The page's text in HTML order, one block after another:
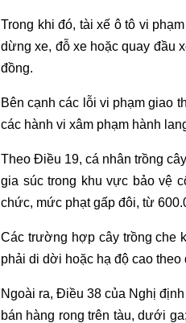
Trong khi đó, tài xế ô tô vi
dừng xe, đỗ xe hoặc quay đầu
đồng.
Bên cạnh các lỗi vi phạm giao
các hành vi xâm phạm hành
Theo Điều 19, cá nhân trồng
gia súc trong khu vực bảo vệ
chức, mức phạt gấp đôi, từ
Các trường hợp cây trồng che
phải di dời hoặc hạ độ cao theo
Ngoài ra, Điều 38 của Nghị
bán hàng rong trên tàu, dưới